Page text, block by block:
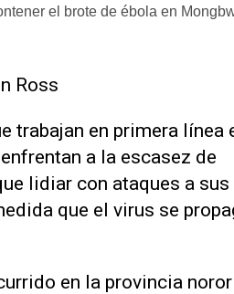
el brote de ébola en
Ross
trabajan en primera línea
a ‌la escasez de
lidiar con ataques a sus
que el virus se
en la provincia